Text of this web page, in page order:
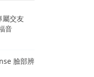
屬交友
音
臉部辨